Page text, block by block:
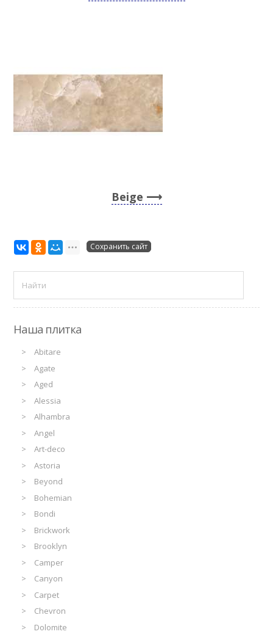
Beige
Сохранить сайт
Наша плитка
Abitare
Agate
Aged
Alessia
Alhambra
Angel
Art-deco
Astoria
Beyond
Bohemian
Bondi
Brickwork
Brooklyn
Camper
Canyon
Carpet
Chevron
Dolomite